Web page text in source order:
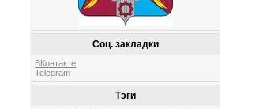
Соц. закладки
ВКонтакте
Telegram
Тэги